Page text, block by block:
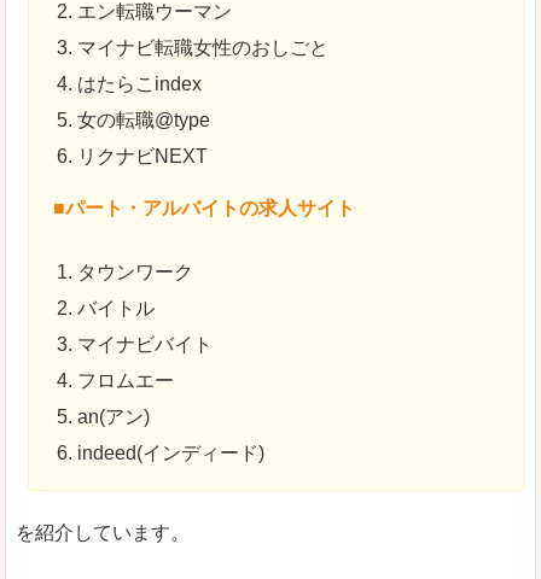
エン転職ウーマン
マイナビ転職女性のおしごと
はたらこindex
女の転職@type
リクナビNEXT
■パート・アルバイトの求人サイト
タウンワーク
バイトル
マイナビバイト
フロムエー
an(アン)
indeed(インディード)
を紹介しています。